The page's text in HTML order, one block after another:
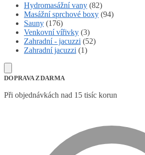
Hydromasážní vany (82)
Masážní sprchové boxy (94)
Sauny (176)
Venkovní vířivky (3)
Zahradní - jacuzzi (52)
Zahradní jacuzzi (1)
DOPRAVA ZDARMA
Při objednávkách nad 15 tisíc korun